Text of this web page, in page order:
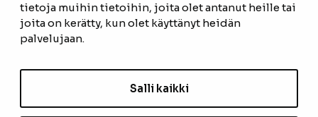
tietoja muihin tietoihin, joita olet antanut heille tai
joita on kerätty, kun olet käyttänyt heidän
palvelujaan.
Salli kaikki
OTA YHTEYTTÄ
TIETOSUOJASELOSTE
EVÄSTEASETUKSET